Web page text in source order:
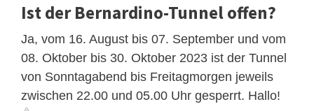
Ist der Bernardino-Tunnel offen?
Ja, vom 16. August bis 07. September und vom
08. Oktober bis 30. Oktober 2023 ist der Tunnel
von Sonntagabend bis Freitagmorgen jeweils
zwischen 22.00 und 05.00 Uhr gesperrt. Hallo!